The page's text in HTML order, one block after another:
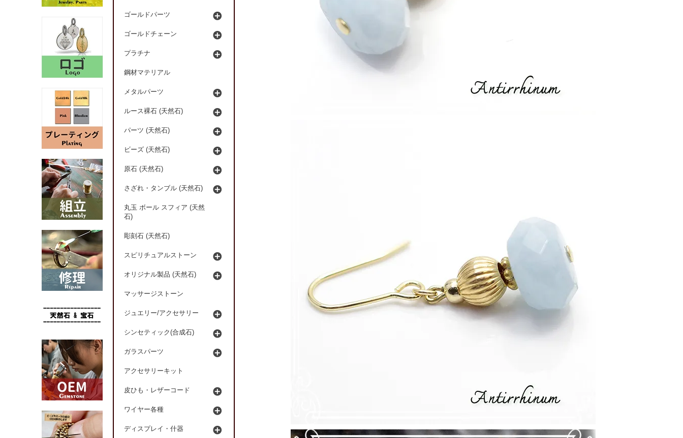
ゴールドパーツ
ゴールドチェーン
プラチナ
鋼材マテリアル
メタルパーツ
ルース裸石 (天然石)
パーツ (天然石)
ビーズ (天然石)
原石 (天然石)
さざれ・タンブル (天然石)
丸玉 ボール スフィア (天然
石)
彫刻石 (天然石)
スピリチュアルストーン
オリジナル製品 (天然石)
マッサージストーン
ジュエリー/アクセサリー
シンセティック(合成石)
ガラスパーツ
アクセサリーキット
皮ひも・レザーコード
ワイヤー各種
ディスプレイ・什器